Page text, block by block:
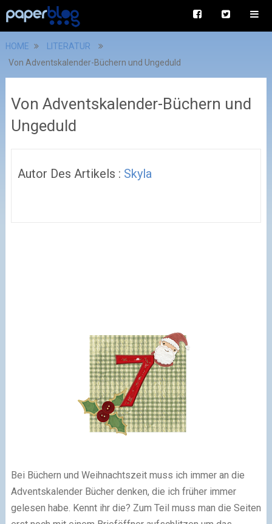
HOME
LITERATUR
Von Adventskalender-Büchern und Ungeduld
Von Adventskalender-Büchern und
Ungeduld
Autor Des Artikels : Skyla
Bei Büchern und Weihnachtszeit muss ich immer an die
Adventskalender Bücher denken, die ich früher immer
gelesen habe. Kennt ihr die? Zum Teil muss man die Seiten